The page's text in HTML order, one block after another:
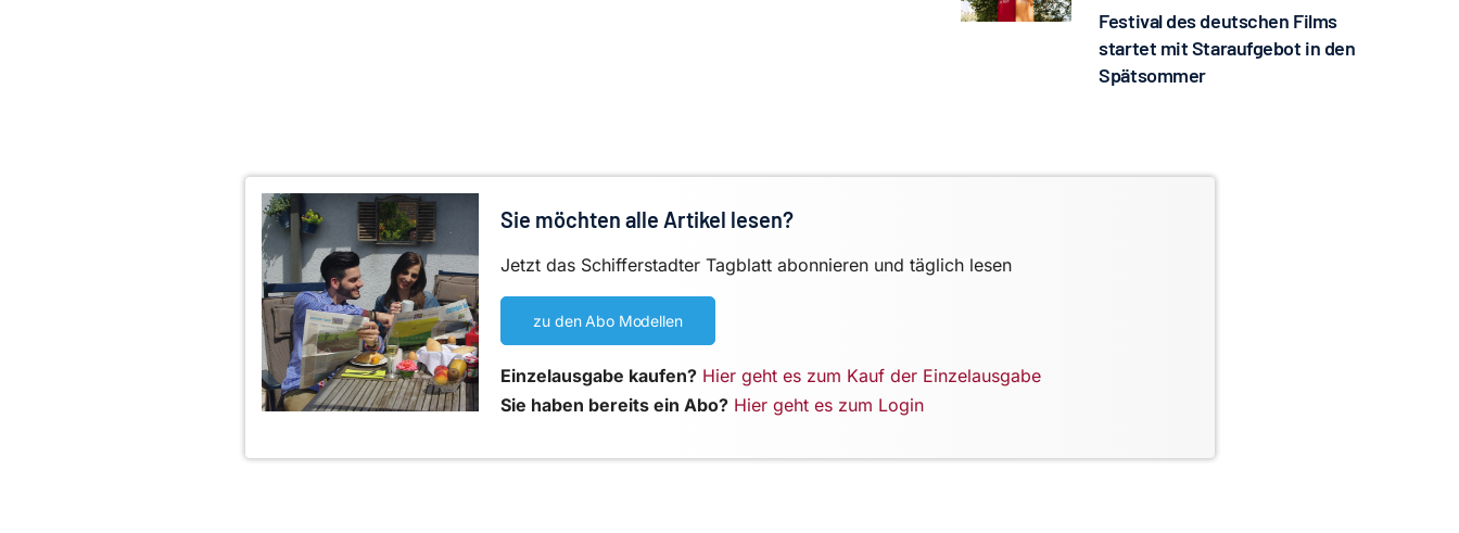
Festival des deutschen Films
startet mit Staraufgebot in den
Spätsommer
Sie möchten alle Artikel lesen?
Jetzt das Schifferstadter Tagblatt abonnieren und täglich lesen
zu den Abo Modellen
Einzelausgabe kaufen? Hier geht es zum Kauf der Einzelausgabe
Sie haben bereits ein Abo? Hier geht es zum Login